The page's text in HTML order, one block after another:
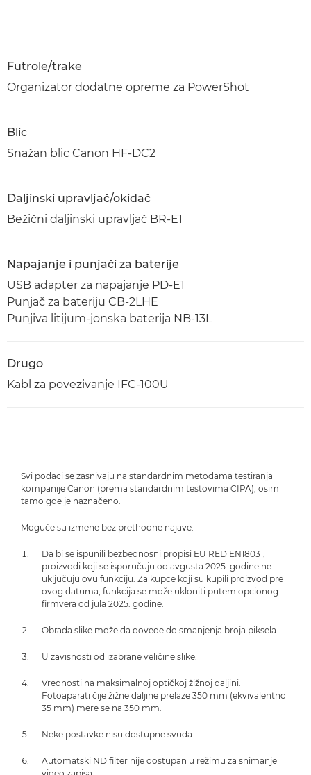
Futrole/trake
Organizator dodatne opreme za PowerShot
Blic
Snažan blic Canon HF-DC2
Daljinski upravljač/okidač
Bežični daljinski upravljač BR-E1
Napajanje i punjači za baterije
USB adapter za napajanje PD-E1
Punjač za bateriju CB-2LHE
Punjiva litijum-jonska baterija NB-13L
Drugo
Kabl za povezivanje IFC-100U
Svi podaci se zasnivaju na standardnim metodama testiranja
kompanije Canon (prema standardnim testovima CIPA), osim
tamo gde je naznačeno.
Moguće su izmene bez prethodne najave.
Da bi se ispunili bezbednosni propisi EU RED EN18031,
proizvodi koji se isporučuju od avgusta 2025. godine ne
uključuju ovu funkciju. Za kupce koji su kupili proizvod pre
ovog datuma, funkcija se može ukloniti putem opcionog
firmvera od jula 2025. godine.
Obrada slike može da dovede do smanjenja broja piksela.
U zavisnosti od izabrane veličine slike.
Vrednosti na maksimalnoj optičkoj žižnoj daljini.
Fotoaparati čije žižne daljine prelaze 350 mm (ekvivalentno
35 mm) mere se na 350 mm.
Neke postavke nisu dostupne svuda.
Automatski ND filter nije dostupan u režimu za snimanje